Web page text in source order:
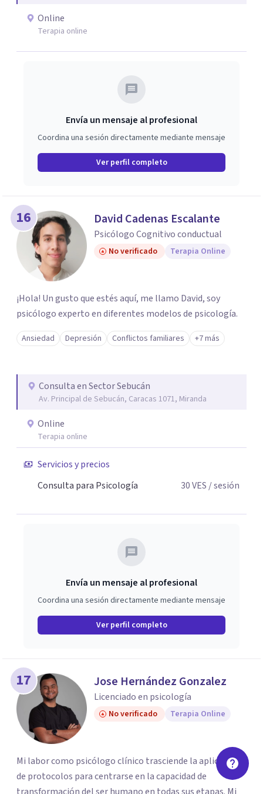
Online
Terapia online
Envía un mensaje al profesional
Coordina una sesión directamente mediante mensaje
Ver perfil completo
16 David Cadenas Escalante
Psicólogo Cognitivo conductual
No verificado Terapia Online
¡Hola! Un gusto que estés aquí, me llamo David, soy
psicólogo experto en diferentes modelos de psicología.
Ansiedad Depresión Conflictos familiares +7 más
Consulta en Sector Sebucán
Av. Principal de Sebucán, Caracas 1071, Miranda
Online
Terapia online
Servicios y precios
Consulta para Psicología
30VES / sesión
Envía un mensaje al profesional
Coordina una sesión directamente mediante mensaje
Ver perfil completo
17 Jose Hernández Gonzalez
Licenciado en psicología
No verificado Terapia Online
Mi labor como psicólogo clínico trasciende la aplicación
de protocolos para centrarse en la capacidad de